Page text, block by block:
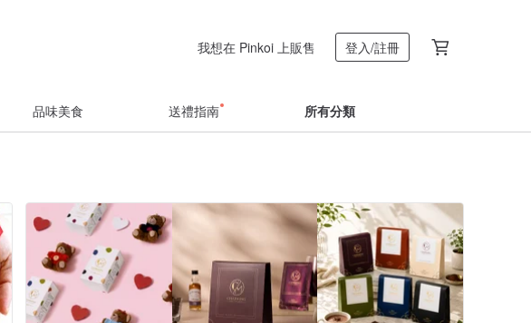
我想在 Pinkoi 上販售 登入/註冊
品味美食 送禮指南 所有分類